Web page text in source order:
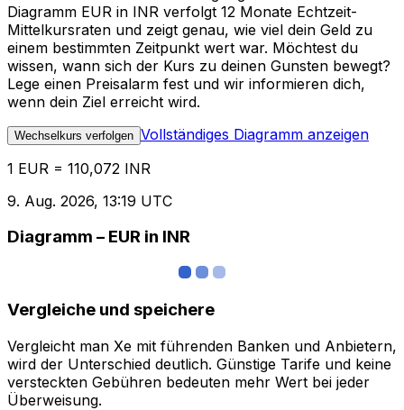
Diagramm EUR in INR verfolgt 12 Monate Echtzeit-
Mittelkursraten und zeigt genau, wie viel dein Geld zu
einem bestimmten Zeitpunkt wert war. Möchtest du
wissen, wann sich der Kurs zu deinen Gunsten bewegt?
Lege einen Preisalarm fest und wir informieren dich,
wenn dein Ziel erreicht wird.
Wechselkurs verfolgen Vollständiges Diagramm anzeigen
1 EUR = 110,072 INR
9. Aug. 2026, 13:19 UTC
Diagramm – EUR in INR
Vergleiche und speichere
Vergleicht man Xe mit führenden Banken und Anbietern,
wird der Unterschied deutlich. Günstige Tarife und keine
versteckten Gebühren bedeuten mehr Wert bei jeder
Überweisung.